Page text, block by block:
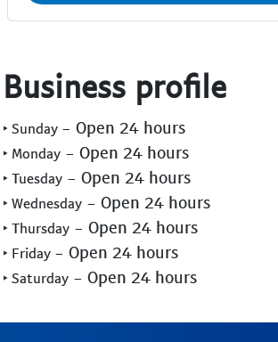
Business profile
‣ Sunday - Open 24 hours
‣ Monday - Open 24 hours
‣ Tuesday - Open 24 hours
‣ Wednesday - Open 24 hours
‣ Thursday - Open 24 hours
‣ Friday - Open 24 hours
‣ Saturday - Open 24 hours